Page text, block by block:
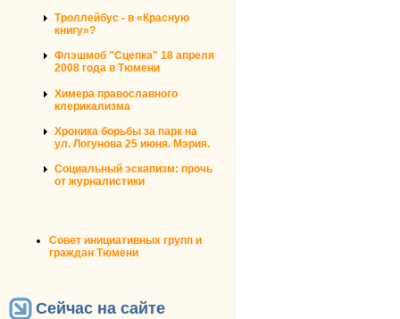
Троллейбус - в «Красную
книгу»?
Флэшмоб "Сцепка" 18 апреля
2008 года в Тюмени
Химера православного
клерикализма
Хроника борьбы за парк на
ул. Логунова 25 июня. Мэрия.
Социальный эскапизм: прочь
от журналистики
Совет инициативных групп и
граждан Тюмени
Сейчас на сайте